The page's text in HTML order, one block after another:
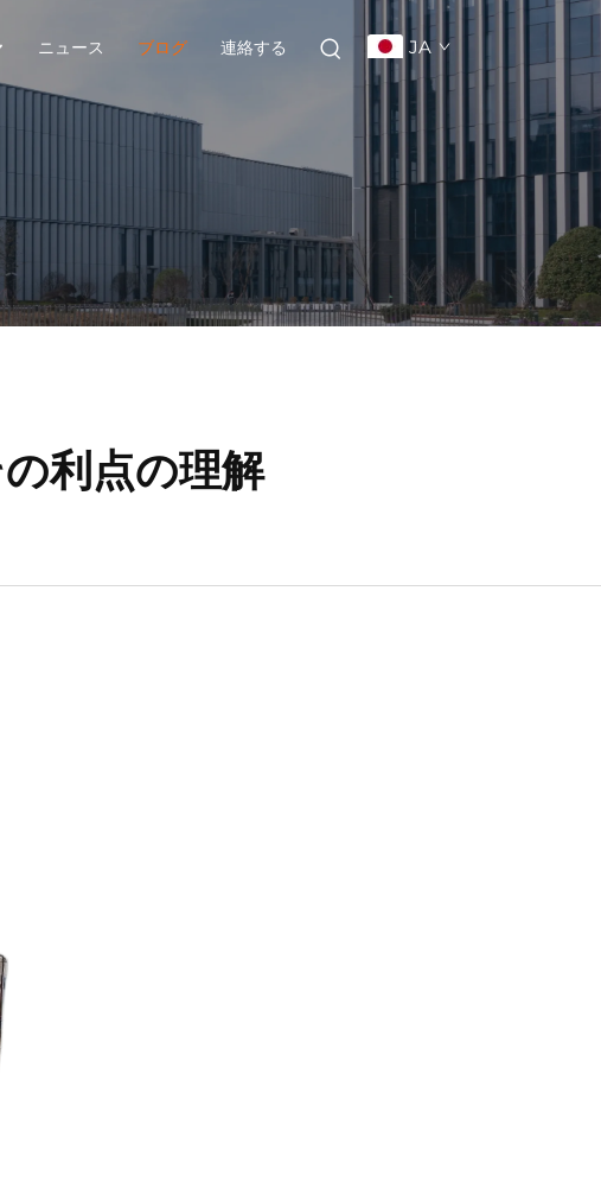
ニュース ブログ 連絡する JA
利点の理解